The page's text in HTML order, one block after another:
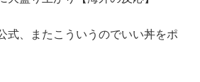
式、またこういうのでいい丼をポ